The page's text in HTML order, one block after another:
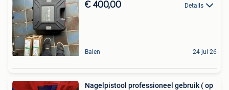
€ 400,00 Details
Balen 24 jul 26
Nagelpistool professioneel gebruik ( op